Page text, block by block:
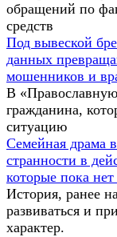
обращений по
средств
Под вывеской
данных
мошенников и
В «Православную
гражданина,
ситуацию
Семейная драма
странности в
которые пока нет
История, ранее
развиваться и
характер.